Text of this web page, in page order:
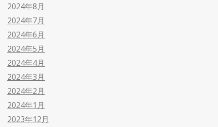
2024年8月
2024年7月
2024年6月
2024年5月
2024年4月
2024年3月
2024年2月
2024年1月
2023年12月